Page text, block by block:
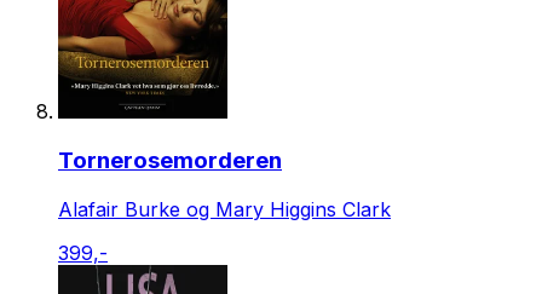
Tornerosemorderen
Alafair Burke og Mary Higgins Clark
399,-